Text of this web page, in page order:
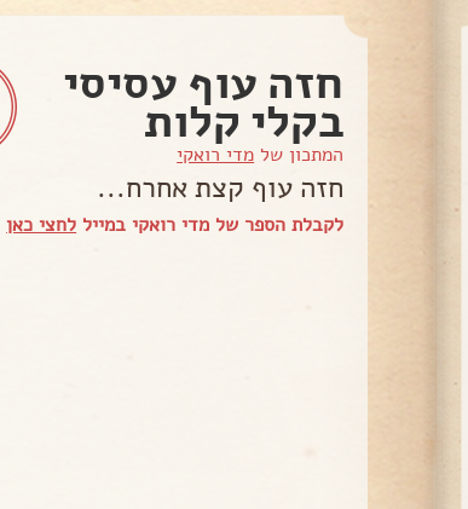
חזה עוף עסיסי
בקלי קלות
המתכון של מדי רואקי
חזה עוף קצת אחרח...
לקבלת הספר של מדי רואקי במייל לחצי כאן